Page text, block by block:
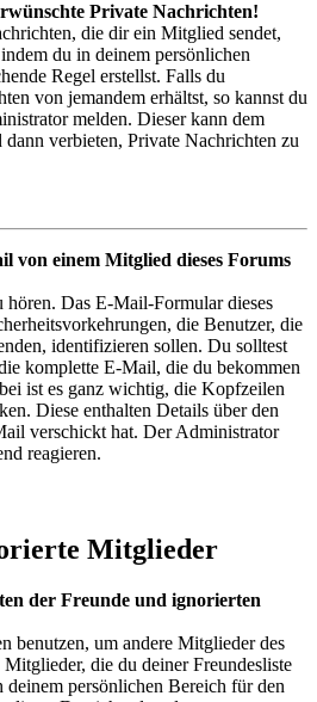
Private Nachrichten!
die dir ein Mitglied sendet,
du in deinem persönlichen
Regel erstellst. Falls du
von jemandem erhältst, so kannst du
melden. Dieser kann dem
verbieten, Private Nachrichten zu
von einem Mitglied dieses Forums
hören. Das E-Mail-Formular dieses
die Benutzer, die
identifizieren sollen. Du solltest
komplette E-Mail, die du bekommen
ist es ganz wichtig, die Kopfzeilen
Diese enthalten Details über den
verschickt hat. Der Administrator
reagieren.
Mitglieder
der Freunde und ignorierten
benutzen, um andere Mitglieder des
die du deiner Freundesliste
persönlichen Bereich für den